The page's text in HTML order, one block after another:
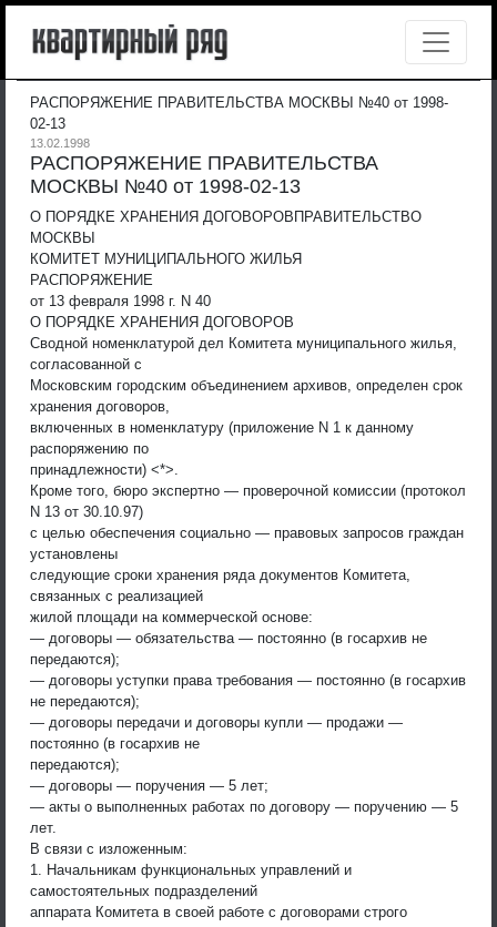
РАСПОРЯЖЕНИЕ ПРАВИТЕЛЬСТВА МОСКВЫ №40 от 1998-
02-13
13.02.1998
РАСПОРЯЖЕНИЕ ПРАВИТЕЛЬСТВА
МОСКВЫ №40 от 1998-02-13
О ПОРЯДКЕ ХРАНЕНИЯ ДОГОВОРОВПРАВИТЕЛЬСТВО
МОСКВЫ
КОМИТЕТ МУНИЦИПАЛЬНОГО ЖИЛЬЯ
РАСПОРЯЖЕНИЕ
от 13 февраля 1998 г. N 40
О ПОРЯДКЕ ХРАНЕНИЯ ДОГОВОРОВ
Сводной номенклатурой дел Комитета муниципального жилья,
согласованной с
Московским городским объединением архивов, определен срок
хранения договоров,
включенных в номенклатуру (приложение N 1 к данному
распоряжению по
принадлежности) <*>.
Кроме того, бюро экспертно — проверочной комиссии (протокол
N 13 от 30.10.97)
с целью обеспечения социально — правовых запросов граждан
установлены
следующие сроки хранения ряда документов Комитета,
связанных с реализацией
жилой площади на коммерческой основе:
— договоры — обязательства — постоянно (в госархив не
передаются);
— договоры уступки права требования — постоянно (в госархив
не передаются);
— договоры передачи и договоры купли — продажи —
постоянно (в госархив не
передаются);
— договоры — поручения — 5 лет;
— акты о выполненных работах по договору — поручению — 5
лет.
В связи с изложенным:
1. Начальникам функциональных управлений и
самостоятельных подразделений
аппарата Комитета в своей работе с договорами строго